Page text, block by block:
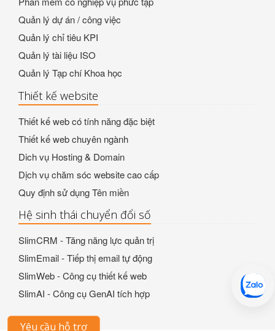
Quản lý dự án / công việc
Quản lý chỉ tiêu KPI
Quản lý tài liệu ISO
Quản lý Tạp chí Khoa học
Thiết kế website
Thiết kế web có tính năng đặc biệt
Thiết kế web chuyên ngành
Dich vụ Hosting & Domain
Dịch vụ chăm sóc website cao cấp
Quy định sử dụng Tên miền
Hệ sinh thái chuyển đổi số
SlimCRM - Tăng năng lực quản trị
SlimEmail - Tiếp thị email tự động
SlimWeb - Công cụ thiết kế web
SlimAI - Công cụ GenAI tích hợp
Yêu cầu hỗ trợ